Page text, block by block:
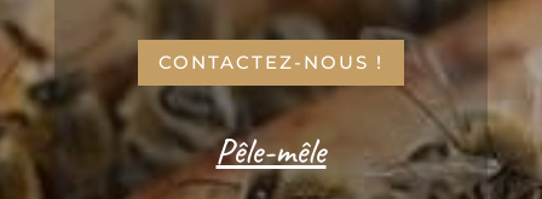
CONTACTEZ-NOUS !
Pêle-mêle